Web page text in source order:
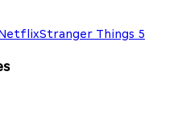
Stranger Things 5